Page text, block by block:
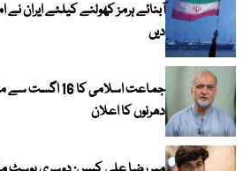
دیں
جماعت اسلامی
دھرنوں کا اعلان